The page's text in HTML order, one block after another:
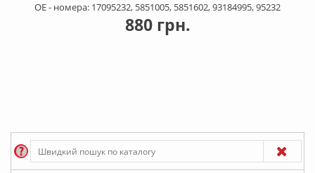
OE - номера: 17095232, 5851005, 5851602, 93184995, 95232
880 грн.